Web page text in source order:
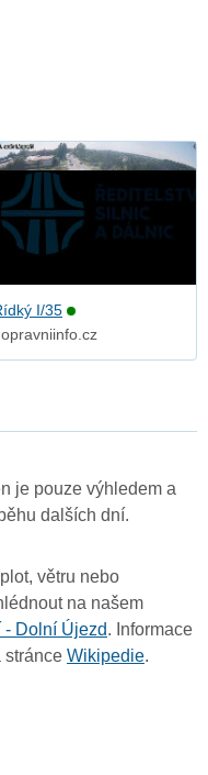
I/35
je pouze výhledem a
dalších dní.
větru nebo
na našem
- Dolní Újezd. Informace
stránce Wikipedie.